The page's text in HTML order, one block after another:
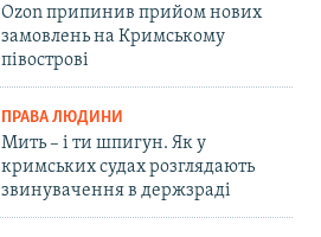
Ozon припинив прийом нових
замовлень на Кримському
півострові
ПРАВА ЛЮДИНИ
Мить – і ти шпигун. Як у
кримських судах розглядають
звинувачення в держзраді